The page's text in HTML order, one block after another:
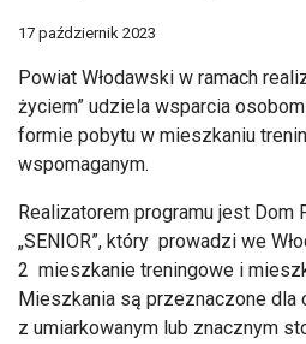
17 październik 2023
Powiat Włodawski w ramach
życiem” udziela wsparcia
formie pobytu w mieszkaniu
wspomaganym.
Realizatorem programu jest Dom
„SENIOR”, który prowadzi we
2 mieszkanie treningowe i
Mieszkania są przeznaczone dla
z umiarkowanym lub znacznym